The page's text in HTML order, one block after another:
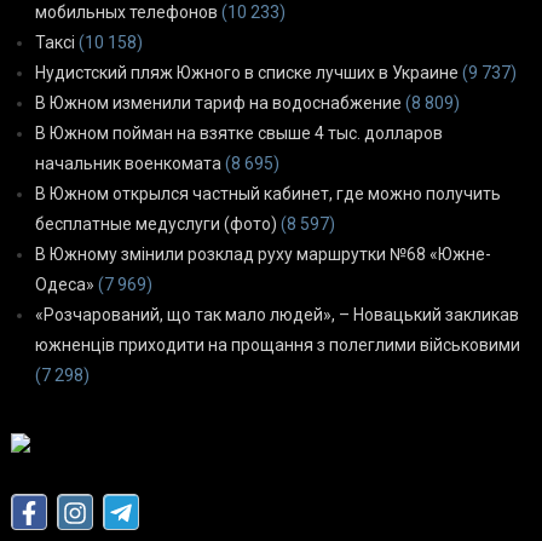
мобильных телефонов (10 233)
Таксі (10 158)
Нудистский пляж Южного в списке лучших в Украине (9 737)
В Южном изменили тариф на водоснабжение (8 809)
В Южном пойман на взятке свыше 4 тыс. долларов
начальник военкомата (8 695)
В Южном открылся частный кабинет, где можно получить
бесплатные медуслуги (фото) (8 597)
В Южному змінили розклад руху маршрутки №68 «Южне-
Одеса» (7 969)
«Розчарований, що так мало людей», – Новацький закликав
южненців приходити на прощання з полеглими військовими
(7 298)